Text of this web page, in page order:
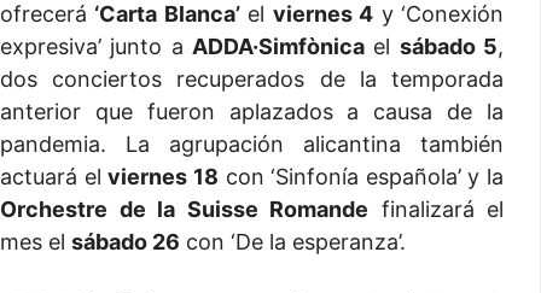
ofrecerá ‘Carta Blanca’el viernes 4 y ‘Conexión
expresiva’ junto a ADDA·Simfònica el sábado 5,
dos conciertos recuperados de la temporada
anterior que fueron aplazados a causa de la
pandemia. La agrupación alicantina también
actuará elviernes 18 con ‘Sinfonía española’ y la
Orchestre de la Suisse Romande finalizará el
mes el sábado 26 con ‘De la esperanza’.